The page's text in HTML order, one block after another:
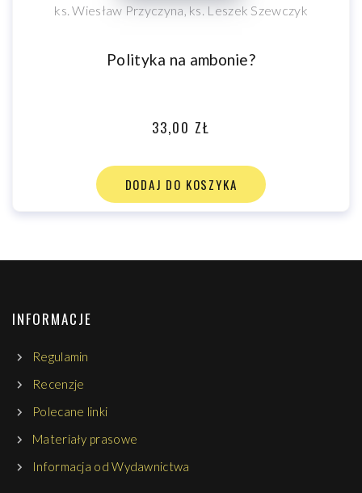
ks. Wiesław Przyczyna, ks. Leszek Szewczyk
Polityka na ambonie?
33,00 ZŁ
DODAJ DO KOSZYKA
INFORMACJE
Regulamin
Recenzje
Polecane linki
Materiały prasowe
Informacja od Wydawnictwa